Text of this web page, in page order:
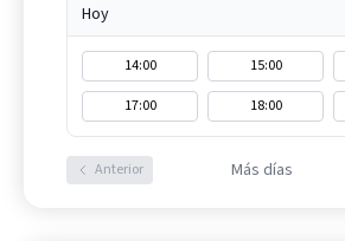
Hoy
14:00 15:00
17:00
18:00
Anterior Más días